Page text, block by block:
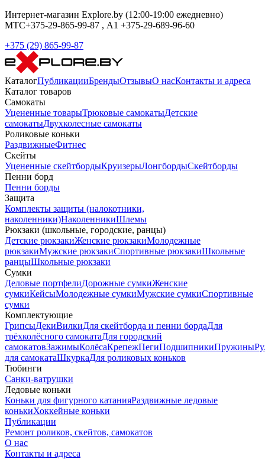
Интернет-магазин Explore.by (12:00-19:00 ежедневно)
МТС+375-29-865-99-87 , А1 +375-29-689-96-60
+375 (29) 865-99-87
КаталогПубликацииБрендыОтзывыО насКонтакты и адреса
Каталог товаров
Самокаты
Уцененные товарыТрюковые самокатыДетские
самокатыДвухколесные самокаты
Роликовые коньки
РаздвижныеФитнес
Скейты
Уцененные скейтбордыКруизерыЛонгбордыСкейтборды
Пенни борд
Пенни борды
Защита
Комплекты защиты (налокотники,
наколенники)НаколенникиШлемы
Рюкзаки (школьные, городские, ранцы)
Детские рюкзакиЖенские рюкзакиМолодежные
рюкзакиМужские рюкзакиСпортивные рюкзакиШкольные
ранцыШкольные рюкзаки
Сумки
Деловые портфелиДорожные сумкиЖенские
сумкиКейсыМолодежные сумкиМужские сумкиСпортивные
сумки
Комплектующие
ГрипсыДекиВилкиДля скейтборда и пенни бордаДля
трёхколёсного самокатаДля городский
самокатовЗажимыКолёсаКрепежПегиПодшипникиПружины
для самокатаШкуркаДля роликовых коньков
Тюбинги
Санки-ватрушки
Ледовые коньки
Коньки для фигурного катанияРаздвижные ледовые
конькиХоккейные коньки
Публикации
Ремонт роликов, скейтов, самокатов
О нас
Контакты и адреса